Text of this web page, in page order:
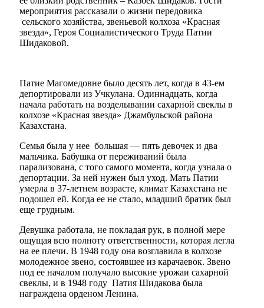
мероприятия рассказали о жизни передовика
сельского хозяйства, звеньевой колхоза «Красная
звезда», Героя Социалистического Труда Патии
Шидаковой.
Патие Магомедовне было десять лет, когда в 43-ем
депортировали из Учкулана. Одиннадцать, когда
начала работать на возделывании сахарной свеклы в
колхозе «Красная звезда» Джамбульской района
Казахстана.
Семья была у нее большая — пять девочек и два
мальчика. Бабушка от переживаний была
парализована, с того самого момента, когда узнала о
депортации. За ней нужен был уход. Мать Патии
умерла в 37-летнем возрасте, климат Казахстана не
подошел ей. Когда ее не стало, младший братик был
еще грудным.
Девушка работала, не покладая рук, в полной мере
ощущая всю полноту ответственности, которая легла
на ее плечи. В 1948 году она возглавила в колхозе
молодежное звено, состоявшее из карачаевок. Звено
под ее началом получало высокие урожаи сахарной
свеклы, и в 1948 году Патия Шидакова была
награждена орденом Ленина.
Мэр